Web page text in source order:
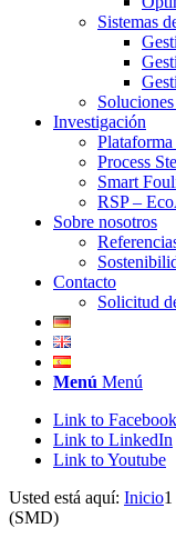
Sistemas
Investigación
Process
Smart
RSP –
Sobre nosotros
Contacto
Solicitud
Menú Menú
Link to Facebook
Link to LinkedIn
Link to Youtube
Usted está aquí: Inicio1
(SMD)